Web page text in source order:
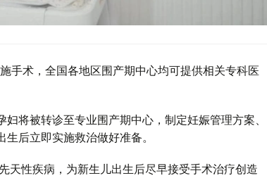
手术，全国各地区围产期中心均可提供相关专科医
将被转诊至专业围产期中心，制定妊娠管理方案、
后立即实施救治做好准备。
天性疾病，为新生儿出生后尽早接受手术治疗创造